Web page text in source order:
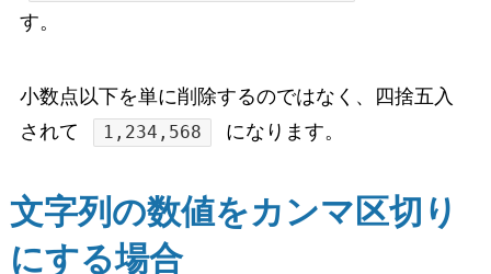
す。
小数点以下を単に削除するのではなく、四捨五入
されて
1,234,568 になります。
文字列の数値をカンマ区切り
にする場合